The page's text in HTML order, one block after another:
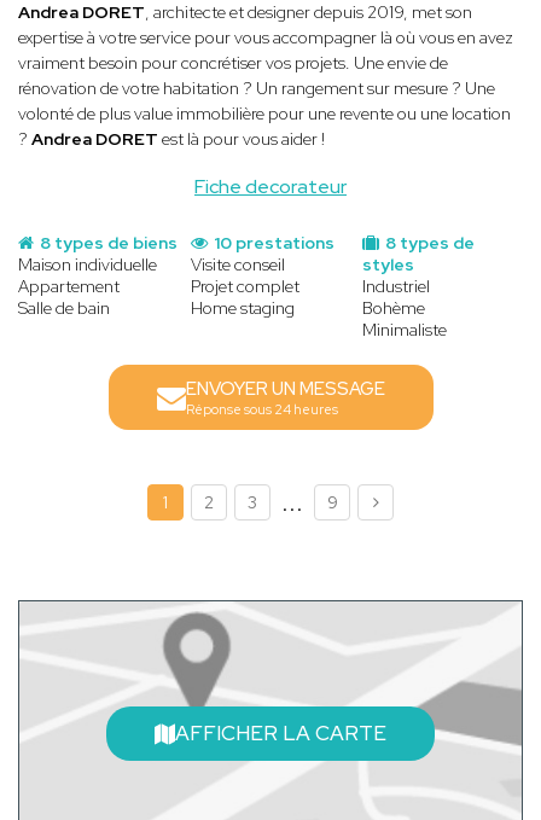
Fiche decorateur
Andrea DORET, architecte et designer depuis 2019, met son
expertise à votre service pour vous accompagner là où vous en avez
vraiment besoin pour concrétiser vos projets. Une envie de
rénovation de votre habitation ? Un rangement sur mesure ? Une
volonté de plus value immobilière pour une revente ou une location
? Andrea DORET est là pour vous aider !
8 types de biens
Maison individuelle
Appartement
Salle de bain
8 types de
styles
Industriel
Bohème
Minimaliste
10 prestations
Visite conseil
Projet complet
Home staging
ENVOYER UN MESSAGE
Réponse sous 24 heures
1 2 3 ... 9
AFFICHER LA CARTE